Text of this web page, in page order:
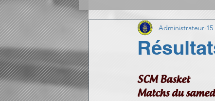
BOULE BRETONNEAdministrateur
SCM Basket
Matchs du